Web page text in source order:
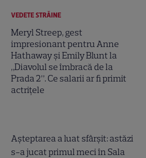
VEDETE STRĂINE
Meryl Streep, gest
impresionant pentru Anne
Hathaway și Emily Blunt la
„Diavolul se îmbracă de la
Prada 2”. Ce salarii ar fi primit
actrițele
Așteptarea a luat sfârșit: astăzi
s-a jucat primul meci în Sala